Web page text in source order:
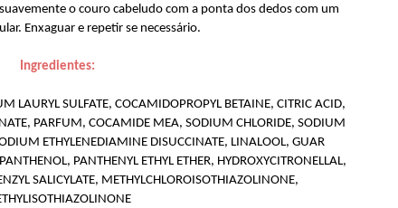
o couro cabeludo com a ponta dos dedos com um
Enxaguar e repetir se necessário.
Ingredientes:
LAURYL SULFATE, COCAMIDOPROPYL BETAINE, CITRIC ACID,
PARFUM, COCAMIDE MEA, SODIUM CHLORIDE, SODIUM
ETHYLENEDIAMINE DISUCCINATE, LINALOOL, GUAR
PANTHENYL ETHYL ETHER, HYDROXYCITRONELLAL,
SALICYLATE, METHYLCHLOROISOTHIAZOLINONE,